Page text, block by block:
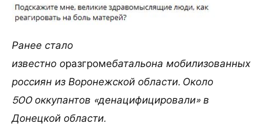
Ранее стало
известно оразгромебатальона мобилизованных
россиян из Воронежской области. Около
500 оккупантов «денацифицировали» в
Донецкой области.